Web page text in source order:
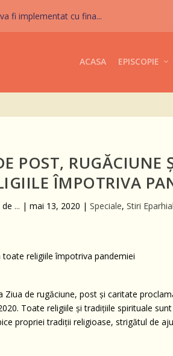
fi implementat cu fina...
ACASA EPISCOPIE
POST, RUGĂCIUNE
ÎMPOTRIVA
... | mai 13, 2020 | Speciale, Stiri
Ziua de rugăciune, post și caritate
Toate religiile și tradițiile spirituale
propriei tradiții religioase, strigătul de